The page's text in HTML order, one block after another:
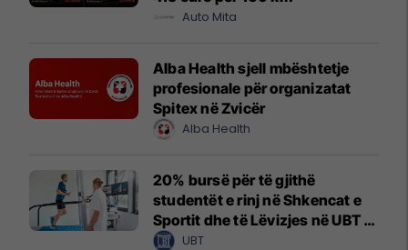
Auto Mita
Alba Health sjell mbështetje
profesionale për organizatat
Spitex në Zvicër
Alba Health
20% bursë për të gjithë
studentët e rinj në Shkencat e
Sportit dhe të Lëvizjes në UBT –
vendet janë të limituara
UBT